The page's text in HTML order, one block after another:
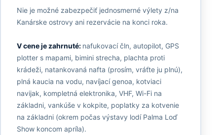
Nie je možné zabezpečiť jednosmerné výlety z/na
Kanárske ostrovy ani rezervácie na konci roka.
V cene je zahrnuté: nafukovací čln, autopilot, GPS
plotter s mapami, bimini strecha, plachta proti
krádeži, natankovaná nafta (prosím, vráťte ju plnú),
plná kaucia na vodu, navíjací genoa, kotviaci
navijak, kompletná elektronika, VHF, Wi-Fi na
základni, vankúše v kokpite, poplatky za kotvenie
na základni (okrem počas výstavy lodí Palma Loď
Show koncom apríla).